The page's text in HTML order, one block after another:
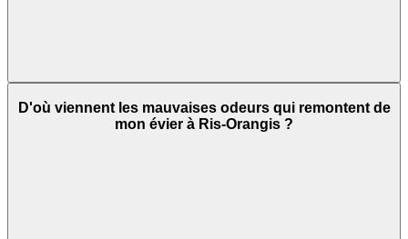
D'où viennent les mauvaises odeurs qui remontent de
mon évier à Ris-Orangis ?